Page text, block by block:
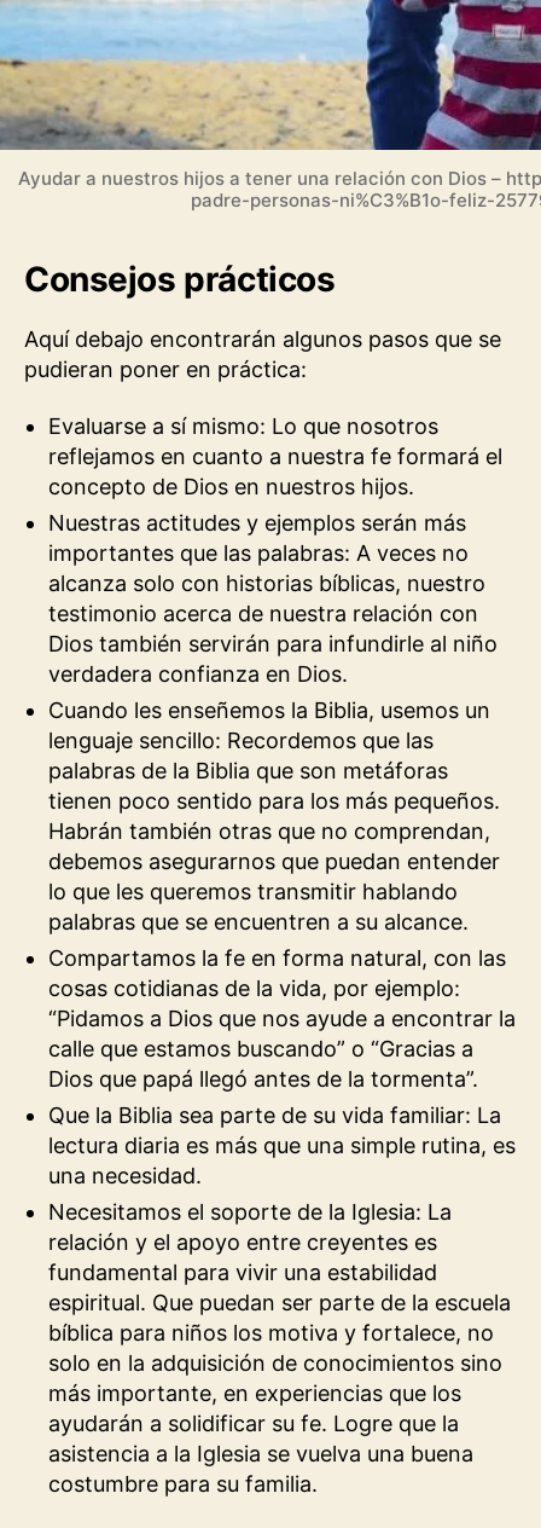
Ayudar a nuestros hijos a tener una relación con Dios –
padre-personas-ni%C3%B1o-feliz-
Consejos prácticos
Aquí debajo encontrarán algunos pasos que se
pudieran poner en práctica:
Evaluarse a sí mismo: Lo que nosotros
reflejamos en cuanto a nuestra fe formará el
concepto de Dios en nuestros hijos.
Nuestras actitudes y ejemplos serán más
importantes que las palabras: A veces no
alcanza solo con historias bíblicas, nuestro
testimonio acerca de nuestra relación con
Dios también servirán para infundirle al niño
verdadera confianza en Dios.
Cuando les enseñemos la Biblia, usemos un
lenguaje sencillo: Recordemos que las
palabras de la Biblia que son metáforas
tienen poco sentido para los más pequeños.
Habrán también otras que no comprendan,
debemos asegurarnos que puedan entender
lo que les queremos transmitir hablando
palabras que se encuentren a su alcance.
Compartamos la fe en forma natural, con las
cosas cotidianas de la vida, por ejemplo:
“Pidamos a Dios que nos ayude a encontrar la
calle que estamos buscando” o “Gracias a
Dios que papá llegó antes de la tormenta”.
Que la Biblia sea parte de su vida familiar: La
lectura diaria es más que una simple rutina, es
una necesidad.
Necesitamos el soporte de la Iglesia: La
relación y el apoyo entre creyentes es
fundamental para vivir una estabilidad
espiritual. Que puedan ser parte de la escuela
bíblica para niños los motiva y fortalece, no
solo en la adquisición de conocimientos sino
más importante, en experiencias que los
ayudarán a solidificar su fe. Logre que la
asistencia a la Iglesia se vuelva una buena
costumbre para su familia.